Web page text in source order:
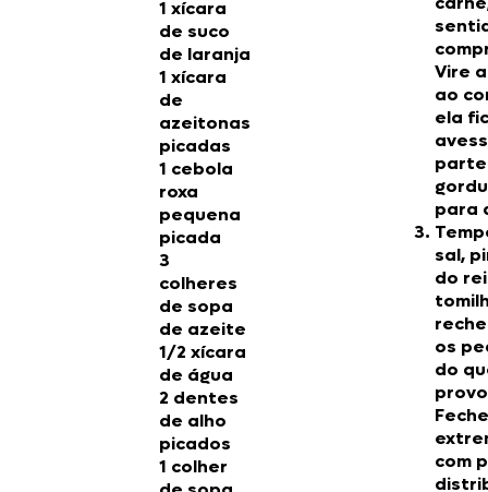
1 xícara
de suco
de laranja
1 xícara
de
azeitonas
picadas
1 cebola
roxa
pequena
picada
3
colheres
de sopa
de azeite
1/2 xícara
de água
2 dentes
de alho
picados
1 colher
Vire
ao
ela
para
sal,
do
os
do
com